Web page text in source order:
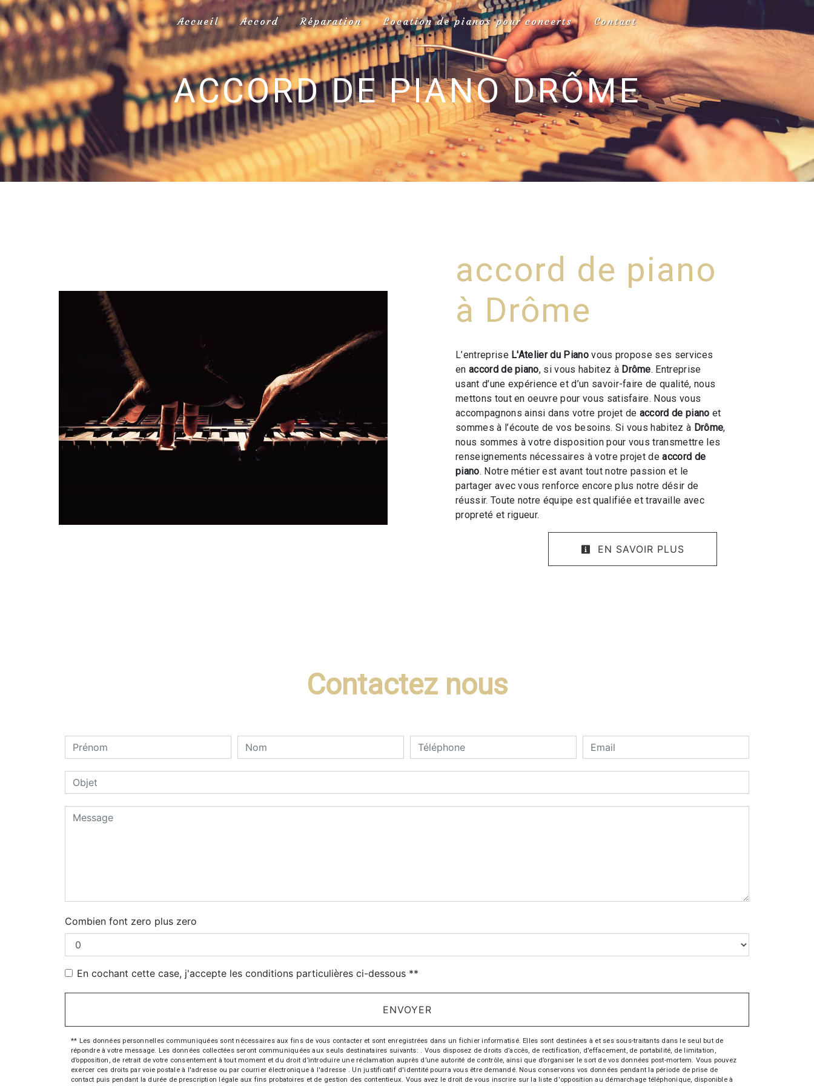
Accueil Accord Réparation Location de pianos pour concerts Contact
ACCORD DE PIANO DRÔME
accord de piano
à Drôme
L’entreprise L'Atelier du Pianovous propose ses services
en accord de piano, si vous habitez à Drôme. Entreprise
usant d’une expérience et d’un savoir-faire de qualité, nous
mettons tout en oeuvre pour vous satisfaire. Nous vous
accompagnons ainsi dans votre projet de accord de piano et
sommes à l’écoute de vos besoins. Si vous habitez à Drôme,
nous sommes à votre disposition pour vous transmettre les
renseignements nécessaires à votre projet deaccord de
piano. Notre métier est avant tout notre passion et le
partager avec vous renforce encore plus notre désir de
réussir. Toute notre équipe est qualifiée et travaille avec
propreté et rigueur.
EN SAVOIR PLUS
Contactez nous
Combien font zero plus zero
En cochant cette case, j'accepte les conditions particulières ci-dessous **
ENVOYER
** Les données personnelles communiquées sont nécessaires aux fins de vous contacter et sont enregistrées dans un fichier informatisé. Elles sont destinées à et ses sous-traitants dans le seul but de
répondre à votre message. Les données collectées seront communiquées aux seuls destinataires suivants: . Vous disposez de droits d’accès, de rectification, d’effacement, de portabilité, de limitation,
d’opposition, de retrait de votre consentement à tout moment et du droit d’introduire une réclamation auprès d’une autorité de contrôle, ainsi que d’organiser le sort de vos données post-mortem. Vous pouvez
exercer ces droits par voie postale à l'adresse ou par courrier électronique à l'adresse . Un justificatif d'identité pourra vous être demandé. Nous conservons vos données pendant la période de prise de
contact puis pendant la durée de prescription légale aux fins probatoires et de gestion des contentieux. Vous avez le droit de vous inscrire sur la liste d'opposition au démarchage téléphonique, disponible à
Panneau de gestion des cookies